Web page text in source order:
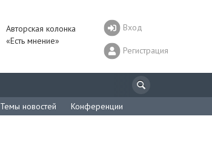
Авторская колонка
«Есть мнение»
Вход
Регистрация
Темы новостей Конференции